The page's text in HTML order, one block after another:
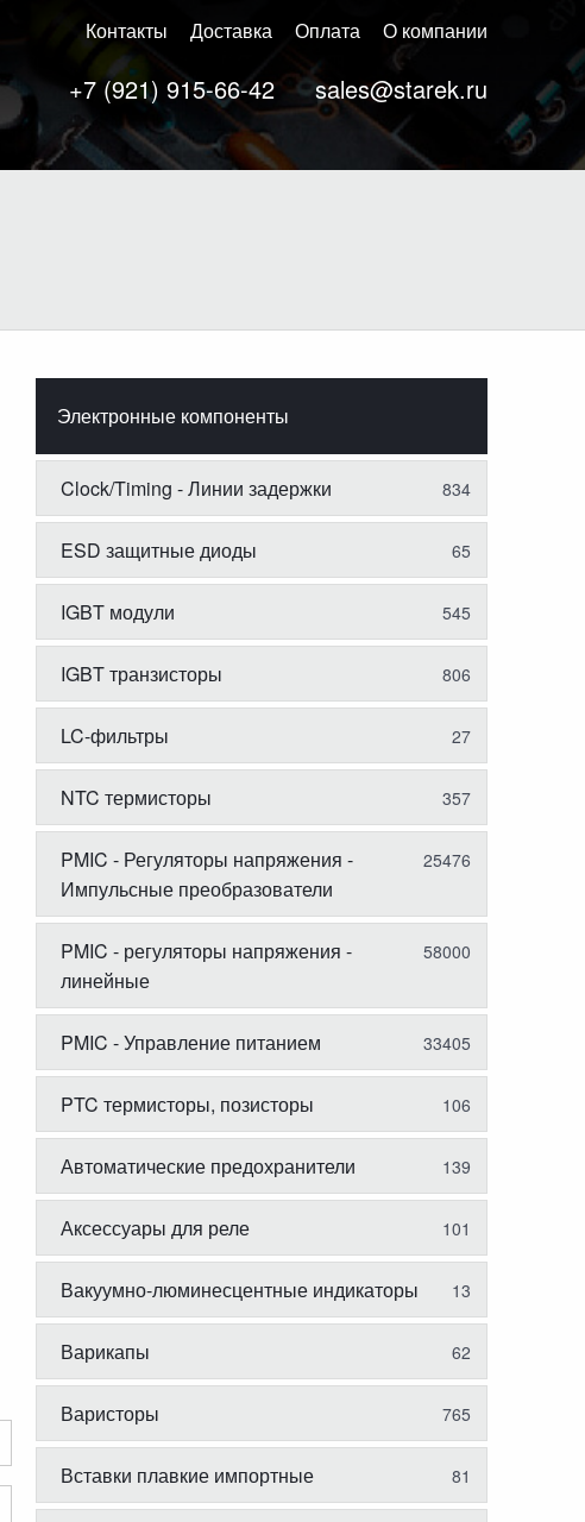
Контакты Доставка Оплата О компании
+7 (921) 915-66-42 sales@starek.ru
Электронные компоненты
Clock/Timing - Линии задержки 834
ESD защитные диоды 65
IGBT модули 545
IGBT транзисторы 806
LC-фильтры 27
NTC термисторы 357
PMIC - Регуляторы напряжения -
Импульсные преобразователи
25476
PMIC - регуляторы напряжения -
линейные
58000
PMIC - Управление питанием 33405
PTC термисторы, позисторы 106
Автоматические предохранители 139
Аксессуары для реле 101
Вакуумно-люминесцентные индикаторы 13
Варикапы 62
Варисторы 765
Вставки плавкие импортные 81